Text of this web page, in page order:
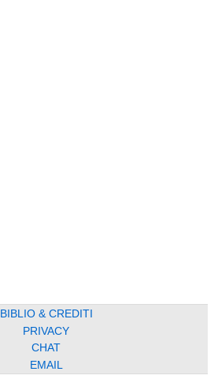
BIBLIO & CREDITI
PRIVACY
CHAT
EMAIL